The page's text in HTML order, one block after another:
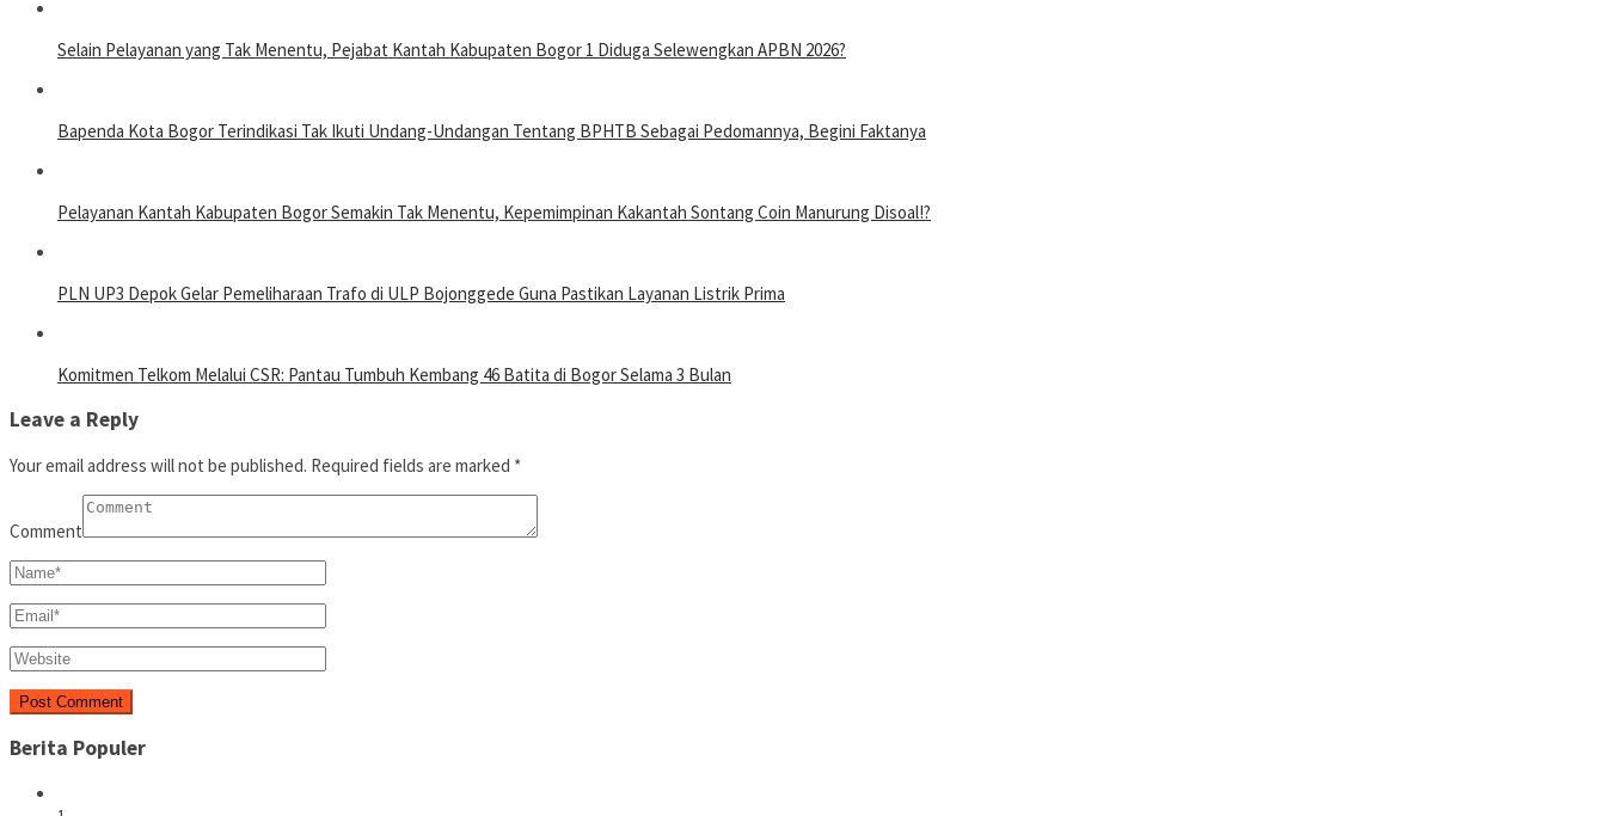
Selain Pelayanan yang Tak Menentu, Pejabat Kantah Kabupaten Bogor 1 Diduga Selewengkan APBN 2026?
Bapenda Kota Bogor Terindikasi Tak Ikuti Undang-Undangan Tentang BPHTB Sebagai Pedomannya, Begini Faktanya
Pelayanan Kantah Kabupaten Bogor Semakin Tak Menentu, Kepemimpinan Kakantah Sontang Coin Manurung Disoal!?
PLN UP3 Depok Gelar Pemeliharaan Trafo di ULP Bojonggede Guna Pastikan Layanan Listrik Prima
Komitmen Telkom Melalui CSR: Pantau Tumbuh Kembang 46 Batita di Bogor Selama 3 Bulan
Leave a Reply
Your email address will not be published. Required fields are marked *
Comment
Berita Populer